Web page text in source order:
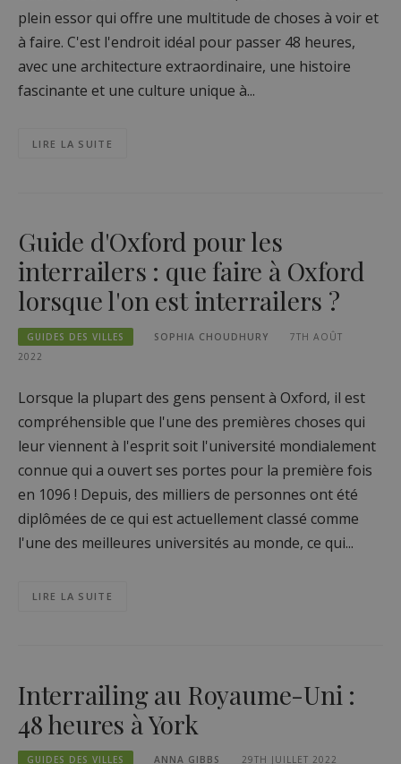
plein essor qui offre une multitude de choses à voir et
à faire. C'est l'endroit idéal pour passer 48 heures,
avec une architecture extraordinaire, une histoire
fascinante et une culture unique à...
LIRE LA SUITE
Guide d'Oxford pour les
interrailers : que faire à Oxford
lorsque l'on est interrailers ?
GUIDES DES VILLES SOPHIA CHOUDHURY
7TH AOÛT
2022
Lorsque la plupart des gens pensent à Oxford, il est
compréhensible que l'une des premières choses qui
leur viennent à l'esprit soit l'université mondialement
connue qui a ouvert ses portes pour la première fois
en 1096 ! Depuis, des milliers de personnes ont été
diplômées de ce qui est actuellement classé comme
l'une des meilleures universités au monde, ce qui...
LIRE LA SUITE
Interrailing au Royaume-Uni :
48 heures à York
GUIDES DES VILLES ANNA GIBBS 29TH JUILLET 2022